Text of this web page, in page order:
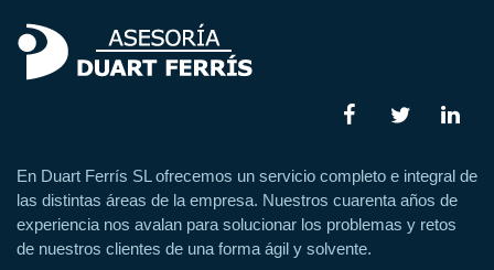
En Duart Ferrís SL ofrecemos un servicio completo e integral de
las distintas áreas de la empresa. Nuestros cuarenta años de
experiencia nos avalan para solucionar los problemas y retos
de nuestros clientes de una forma ágil y solvente.